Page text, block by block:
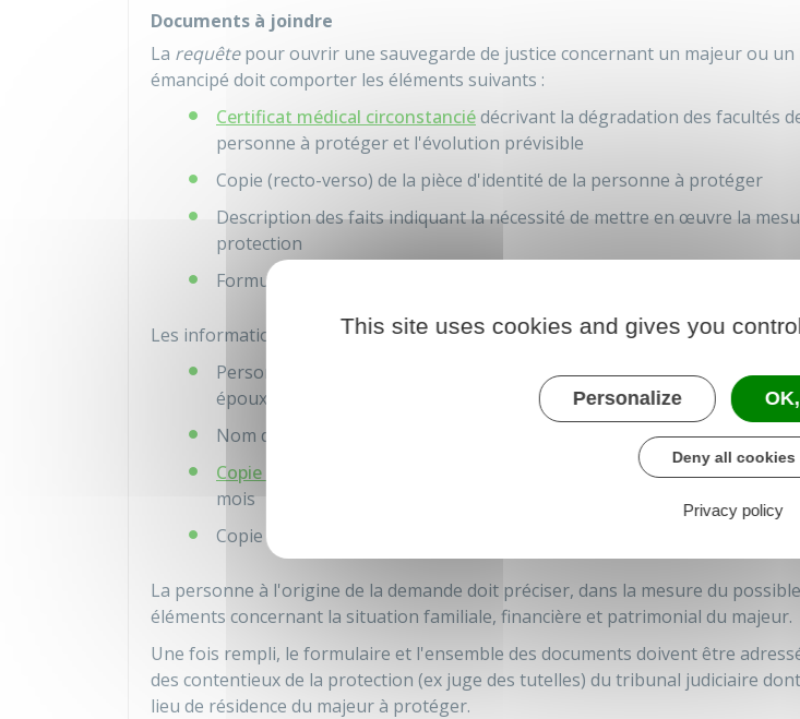
Documents à joindre
La requêtepour ouvrir une sauvegarde de justice concernant un majeur ou
émancipé doit comporter les éléments suivants :
Certificat médical circonstanciédécrivant la dégradation des facultés
personne à protéger et l'évolution prévisible
Copie (recto-verso) de la pièce d'identité de la personne à protéger
Description des faits indiquant la nécessité de mettre en œuvre la
protection
Formulaire
Les informations suivantes doivent également être indiquées dans la demande :
Personnes appartenant à l'entourage du majeur à protéger (par
époux ou épouse, son partenaire de Pacs)
Nom du médecin traitant de la personne à protéger (s'il est connu)
Copie intégrale de l'acte de naissance
de la personne à protéger, de
mois
Copie (recto-verso) de la pièce d'identité de la personne qui formule la
La personne à l'origine de la demande doit préciser, dans la mesure du
éléments concernant la situation familiale, financière et patrimonial du majeur.
Une fois rempli, le formulaire et l'ensemble des documents doivent être
des contentieux de la protection (ex juge des tutelles) du tribunal judiciaire
lieu de résidence du majeur à protéger.
This site uses cookies and gives you
Personalize
Deny all cookies
Privacy policy